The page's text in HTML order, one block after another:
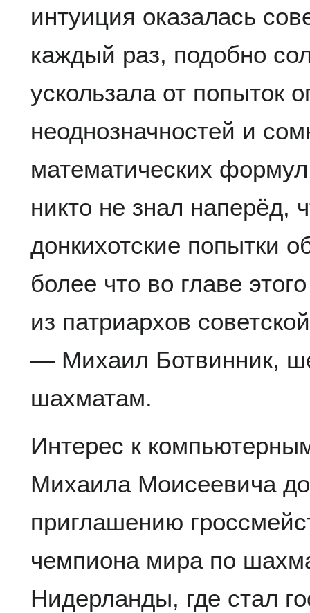
интуиция оказалась
каждый раз, подобно
ускользала от попыток
неоднозначностей и
математических
никто не знал наперёд,
донкихотские попытки
более что во главе
из патриархов
— Михаил Ботвинник,
шахматам.
Интерес к
Михаила Моисеевича
приглашению
чемпиона мира по
Нидерланды, где стал